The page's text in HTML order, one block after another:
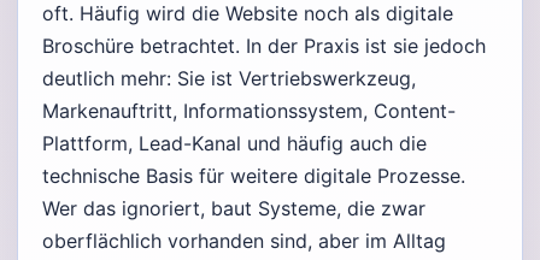
oft. Häufig wird die Website noch als digitale
Broschüre betrachtet. In der Praxis ist sie jedoch
deutlich mehr: Sie ist Vertriebswerkzeug,
Markenauftritt, Informationssystem, Content-
Plattform, Lead-Kanal und häufig auch die
technische Basis für weitere digitale Prozesse.
Wer das ignoriert, baut Systeme, die zwar
oberflächlich vorhanden sind, aber im Alltag